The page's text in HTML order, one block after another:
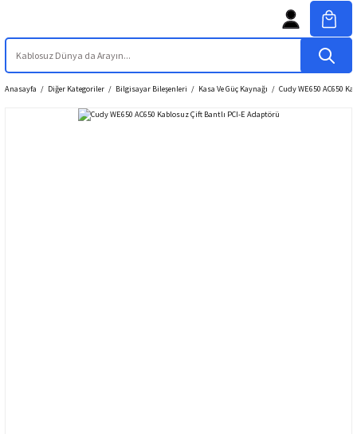
Anasayfa Diğer Kategoriler Bilgisayar Bileşenleri Kasa Ve Güç Kaynağı Cudy WE650 AC650